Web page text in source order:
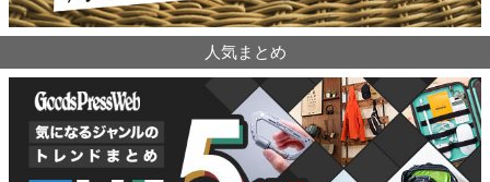
人気まとめ